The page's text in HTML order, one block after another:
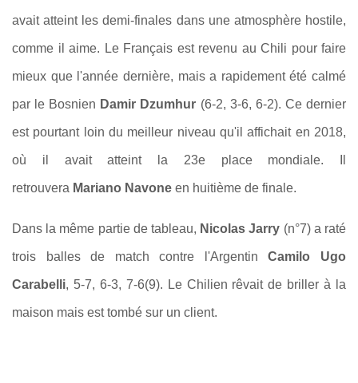
avait atteint les demi-finales dans une atmosphère hostile,
comme il aime. Le Français est revenu au Chili pour faire
mieux que l'année dernière, mais a rapidement été calmé
par le Bosnien Damir Dzumhur (6-2, 3-6, 6-2). Ce dernier
est pourtant loin du meilleur niveau qu'il affichait en 2018,
où il avait atteint la 23e place mondiale. Il
retrouvera Mariano Navone en huitième de finale.
Dans la même partie de tableau, Nicolas Jarry (n°7) a raté
trois balles de match contre l'ArgentinCamilo Ugo
Carabelli, 5-7, 6-3, 7-6(9). Le Chilien rêvait de briller à la
maison mais est tombé sur un client.